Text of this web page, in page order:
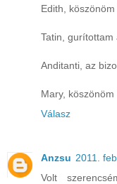
Edith,
Tatin, gurítottam
Anditanti, az
Mary, köszönöm
Válasz
Anzsu 2011.
Volt